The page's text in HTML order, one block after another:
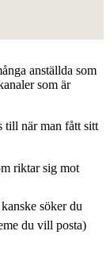
anställda som
som är
till när man fått sitt
riktar sig mot
söker du
du vill posta)